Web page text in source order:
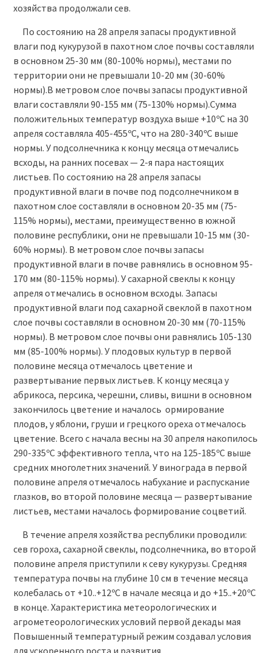
хозяйства продолжали сев.
По состоянию на 28 апреля запасы продуктивной
влаги под кукурузой в пахотном слое почвы составляли
в основном 25-30 мм (80-100% нормы), местами по
территории они не превышали 10-20 мм (30-60%
нормы).В метровом слое почвы запасы продуктивной
влаги составляли 90-155 мм (75-130% нормы).Сумма
положительных температур воздуха выше +10ºС на 30
апреля составляла 405-455ºС, что на 280-340ºС выше
нормы. У подсолнечника к концу месяца отмечались
всходы, на ранних посевах — 2-я пара настоящих
листьев. По состоянию на 28 апреля запасы
продуктивной влаги в почве под подсолнечником в
пахотном слое составляли в основном 20-35 мм (75-
115% нормы), местами, преимущественно в южной
половине республики, они не превышали 10-15 мм (30-
60% нормы). В метровом слое почвы запасы
продуктивной влаги в почве равнялись в основном 95-
170 мм (80-115% нормы). У сахарной свеклы к концу
апреля отмечались в основном всходы. Запасы
продуктивной влаги под сахарной свеклой в пахотном
слое почвы составляли в основном 20-30 мм (70-115%
нормы). В метровом слое почвы они равнялись 105-130
мм (85-100% нормы). У плодовых культур в первой
половине месяца отмечалось цветение и
развертывание первых листьев. К концу месяца у
абрикоса, персика, черешни, сливы, вишни в основном
закончилось цветение и началось ормирование
плодов, у яблони, груши и грецкого ореха отмечалось
цветение. Всего с начала весны на 30 апреля накопилось
290-335ºС эффективного тепла, что на 125-185ºС выше
средних многолетних значений. У винограда в первой
половине апреля отмечалось набухание и распускание
глазков, во второй половине месяца — развертывание
листьев, местами началось формирование соцветий.
В течение апреля хозяйства республики проводили:
сев гороха, сахарной свеклы, подсолнечника, во второй
половине апреля приступили к севу кукурузы. Средняя
температура почвы на глубине 10 см в течение месяца
колебалась от +10..+12ºС в начале месяца и до +15..+20ºС
в конце. Характеристика метеорологических и
агрометеорологических условий первой декады мая
Повышенный температурный режим создавал условия